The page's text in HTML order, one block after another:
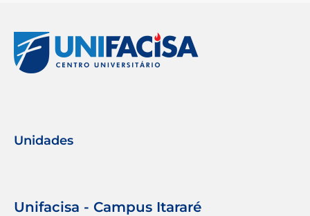
Unidades
Unifacisa - Campus Itararé